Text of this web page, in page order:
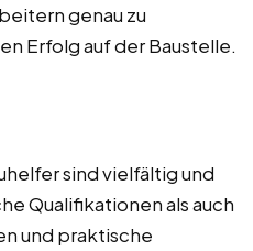
genau zu
Erfolg auf der Baustelle.
sind vielfältig und
Qualifikationen als auch
und praktische